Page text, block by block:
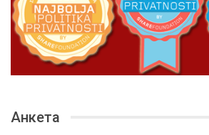
Анкета